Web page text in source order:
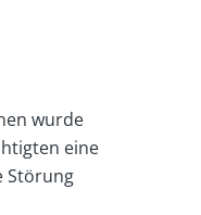
wurde
eine
Störung